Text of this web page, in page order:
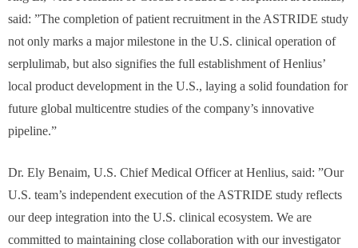
said: ”The completion of patient recruitment in the ASTRIDE study
not only marks a major milestone in the U.S. clinical operation of
serplulimab, but also signifies the full establishment of Henlius’
local product development in the U.S., laying a solid foundation for
future global multicentre studies of the company’s innovative
pipeline.”
Dr. Ely Benaim, U.S. Chief Medical Officer at Henlius, said: ”Our
U.S. team’s independent execution of the ASTRIDE study reflects
our deep integration into the U.S. clinical ecosystem. We are
committed to maintaining close collaboration with our investigator